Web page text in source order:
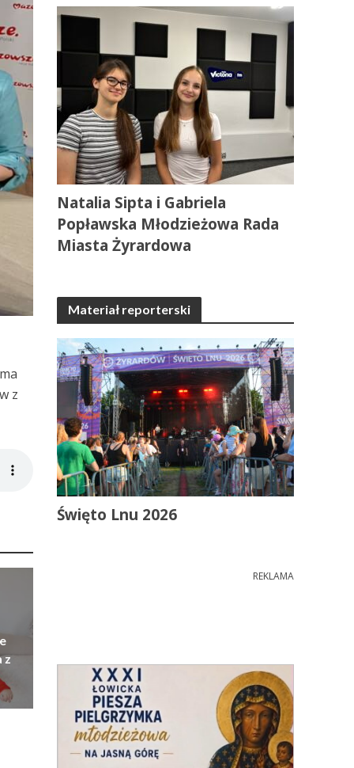
z
z
Natalia Sipta i Gabriela
Popławska Młodzieżowa Rada
Miasta Żyrardowa
Materiał reporterski
Święto Lnu 2026
REKLAMA